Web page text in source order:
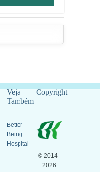
Veja
Também
Better
Being
Hospital
Copyright
© 2014 -
2026